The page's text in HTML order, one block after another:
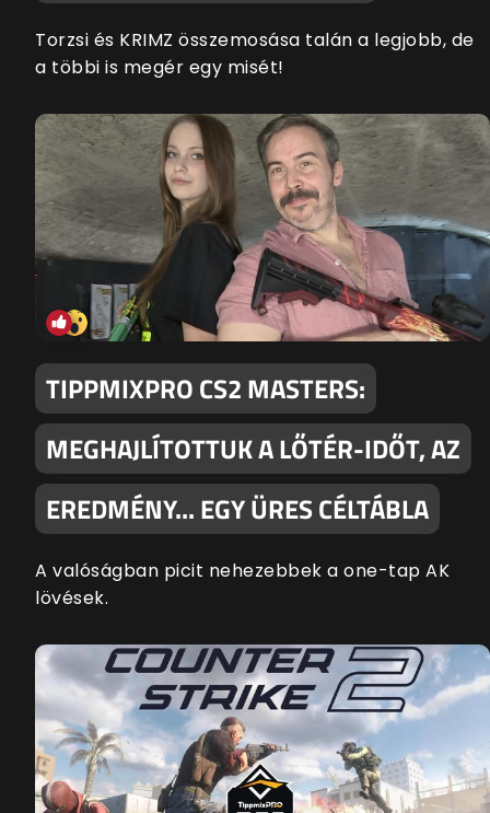
Torzsi és KRIMZ összemosása talán a legjobb, de
a többi is megér egy misét!
TIPPMIXPRO CS2 MASTERS:
MEGHAJLÍTOTTUK A LŐTÉR-IDŐT, AZ
EREDMÉNY... EGY ÜRES CÉLTÁBLA
A valóságban picit nehezebbek a one-tap AK
lövések.